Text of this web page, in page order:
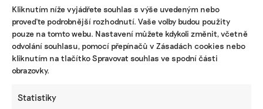
Kliknutím níže vyjádřete souhlas s výše uvedeným nebo
proveďte podrobnější rozhodnutí. Vaše volby budou použity
pouze na tomto webu. Nastavení můžete kdykoli změnit, včetně
odvolání souhlasu, pomocí přepínačů v Zásadách cookies nebo
kliknutím na tlačítko Spravovat souhlas ve spodní části
obrazovky.
Statistiky
Udržitelnost, umění i komunitní sdílení.
Festival Týká se to také tebe v Uherském
Hradišti startuje tento týden